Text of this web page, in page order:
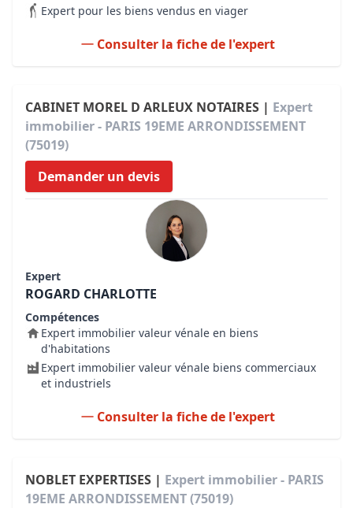
Expert pour les biens vendus en viager
Consulter la fiche de l'expert
CABINET MOREL D ARLEUX NOTAIRES | Expert
immobilier - PARIS 19EME ARRONDISSEMENT
(75019)
Demander un devis
Expert
ROGARD CHARLOTTE
Compétences
Expert immobilier valeur vénale en biens
d'habitations
Expert immobilier valeur vénale biens commerciaux
et industriels
Consulter la fiche de l'expert
NOBLET EXPERTISES | Expert immobilier - PARIS
19EME ARRONDISSEMENT (75019)